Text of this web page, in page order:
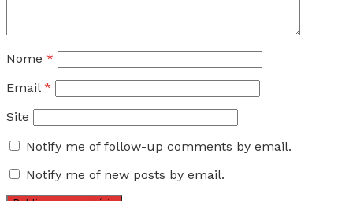
Nome *
Email *
Site
Notify me of follow-up comments by email.
Notify me of new posts by email.